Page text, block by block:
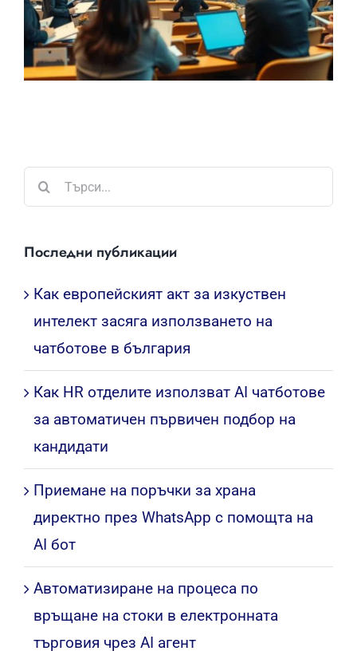
Търсене
...
Последни публикации
Как европейският акт за изкуствен
интелект засяга използването на
чатботове в българия
Как HR отделите използват AI чатботове
за автоматичен първичен подбор на
кандидати
Приемане на поръчки за храна
директно през WhatsApp с помощта на
AI бот
Автоматизиране на процеса по
връщане на стоки в електронната
търговия чрез AI агент